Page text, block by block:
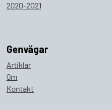
2020-2021
Genvägar
Artiklar
Om
Kontakt